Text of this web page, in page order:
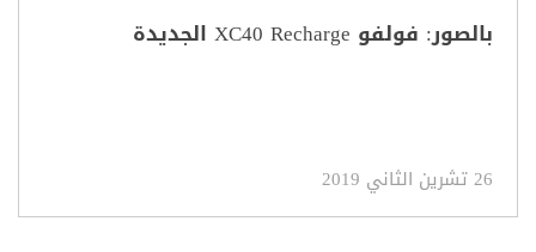
بالصور: فولفو XC40 Recharge الجديدة
26 تشرين الثاني 2019